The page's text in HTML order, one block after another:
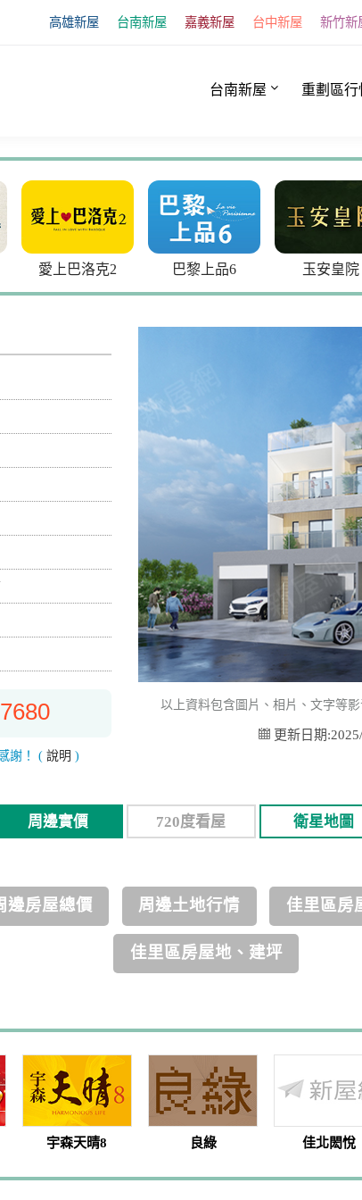
高雄新屋 台南新屋 嘉義新屋 台中新屋 新竹新
台南新屋 重劃區行
洛克2 巴黎上品6 玉安皇院
7680
謝！ ( 說明 )
以上資料包含圖片、相片、文字等
更新日期
周邊實價 720度看屋 衛星地圖
邊房屋總價 周邊土地行情 佳里區房
佳里區房屋地、建坪
宇森天晴8 良綠 佳北閎悅